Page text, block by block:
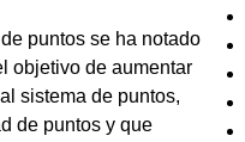
puntos se ha notado
objetivo de aumentar
sistema de puntos,
de puntos y que